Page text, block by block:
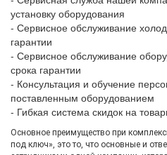
установку оборудования
- Сервисное обслуживание
гарантии
- Сервисное обслуживание
срока гарантии
- Консультация и обучение
поставленным оборудованием
- Гибкая система скидок на
Основное преимущество при
под ключ», это то, что основные и